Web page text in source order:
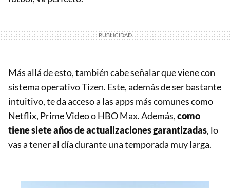
Más allá de esto, también cabe señalar que viene con
sistema operativo Tizen. Este, además de ser bastante
intuitivo, te da acceso a las apps más comunes como
Netflix, Prime Video o HBO Max. Además,como
tiene siete años de actualizaciones garantizadas, lo
vas a tener al día durante una temporada muy larga.